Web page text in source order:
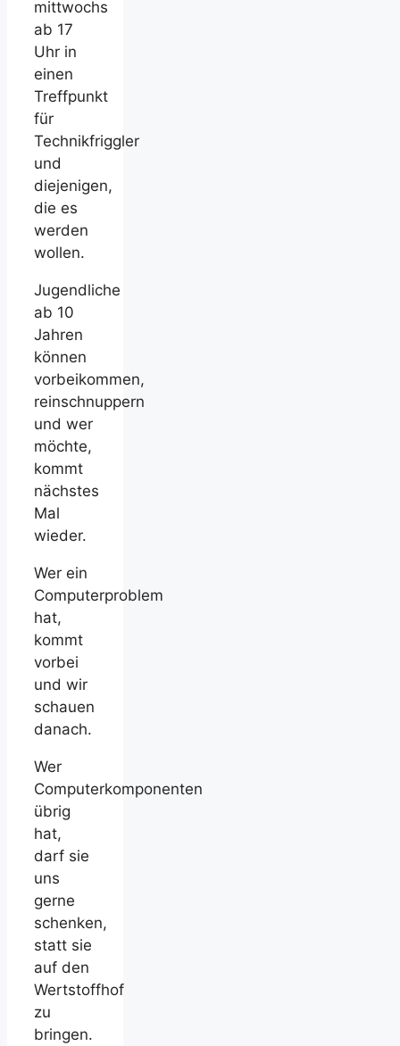
mittwochs
ab 17
Uhr in
einen
Treffpunkt
für
Technikfriggler
und
diejenigen,
die es
werden
wollen.
Jugendliche
ab 10
Jahren
können
vorbeikommen,
reinschnuppern
und wer
möchte,
kommt
nächstes
Mal
wieder.
Wer ein
Computerproblem
hat,
kommt
vorbei
und wir
schauen
danach.
Wer
Computerkomponenten
übrig
hat,
darf sie
uns
gerne
schenken,
statt sie
auf den
Wertstoffhof
zu
bringen.